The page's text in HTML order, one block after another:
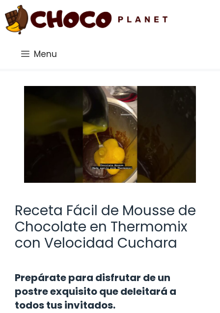
Saltar
al
contenido
Menu
Receta Fácil de Mousse de
Chocolate en Thermomix
con Velocidad Cuchara
Prepárate para disfrutar de un
postre exquisito que deleitará a
todos tus invitados.